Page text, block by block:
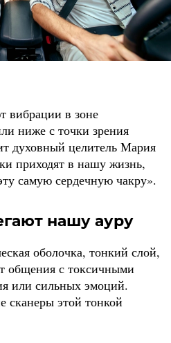
в зоне
ниже с точки зрения
духовный целитель Мария
приходят в нашу жизнь,
самую сердечную чакру».
нашу ауру
оболочка, тонкий слой,
общения с токсичными
или сильных эмоций.
этой тонкой